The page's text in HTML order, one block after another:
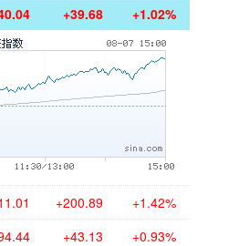
+39.68 +1.02%
+200.89 +1.42%
+43.13 +0.93%